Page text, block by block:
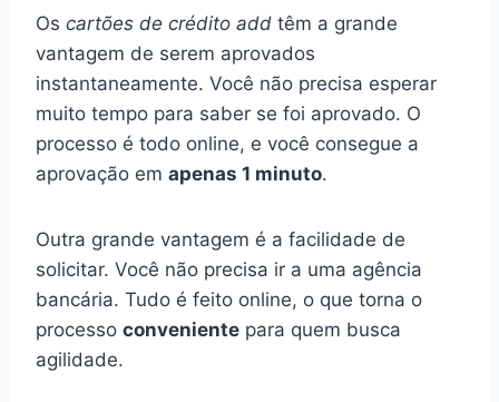
Os cartões de crédito add têm a grande
vantagem de serem aprovados
instantaneamente. Você não precisa esperar
muito tempo para saber se foi aprovado. O
processo é todo online, e você consegue a
aprovação em apenas 1 minuto.
Outra grande vantagem é a facilidade de
solicitar. Você não precisa ir a uma agência
bancária. Tudo é feito online, o que torna o
processo conveniente para quem busca
agilidade.